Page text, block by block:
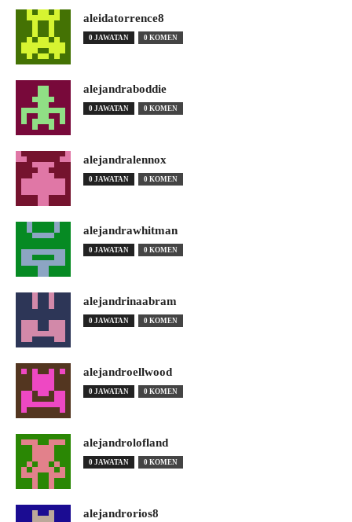
aleidatorrence8
0 JAWATAN 0 KOMEN
alejandraboddie
0 JAWATAN 0 KOMEN
alejandralennox
0 JAWATAN 0 KOMEN
alejandrawhitman
0 JAWATAN 0 KOMEN
alejandrinaabram
0 JAWATAN 0 KOMEN
alejandroellwood
0 JAWATAN 0 KOMEN
alejandrolofland
0 JAWATAN 0 KOMEN
alejandrorios8